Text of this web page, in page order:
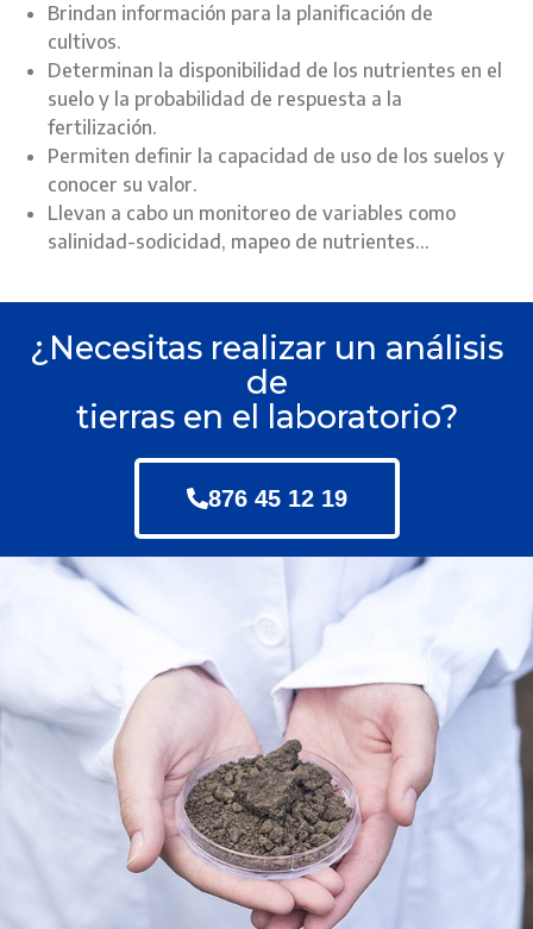
Brindan información para la planificación de
cultivos.
Determinan la disponibilidad de los nutrientes en el
suelo y la probabilidad de respuesta a la
fertilización.
Permiten definir la capacidad de uso de los suelos y
conocer su valor.
Llevan a cabo un monitoreo de variables como
salinidad-sodicidad, mapeo de nutrientes…
¿Necesitas realizar un análisis
de
tierras en el laboratorio?
876 45 12 19​